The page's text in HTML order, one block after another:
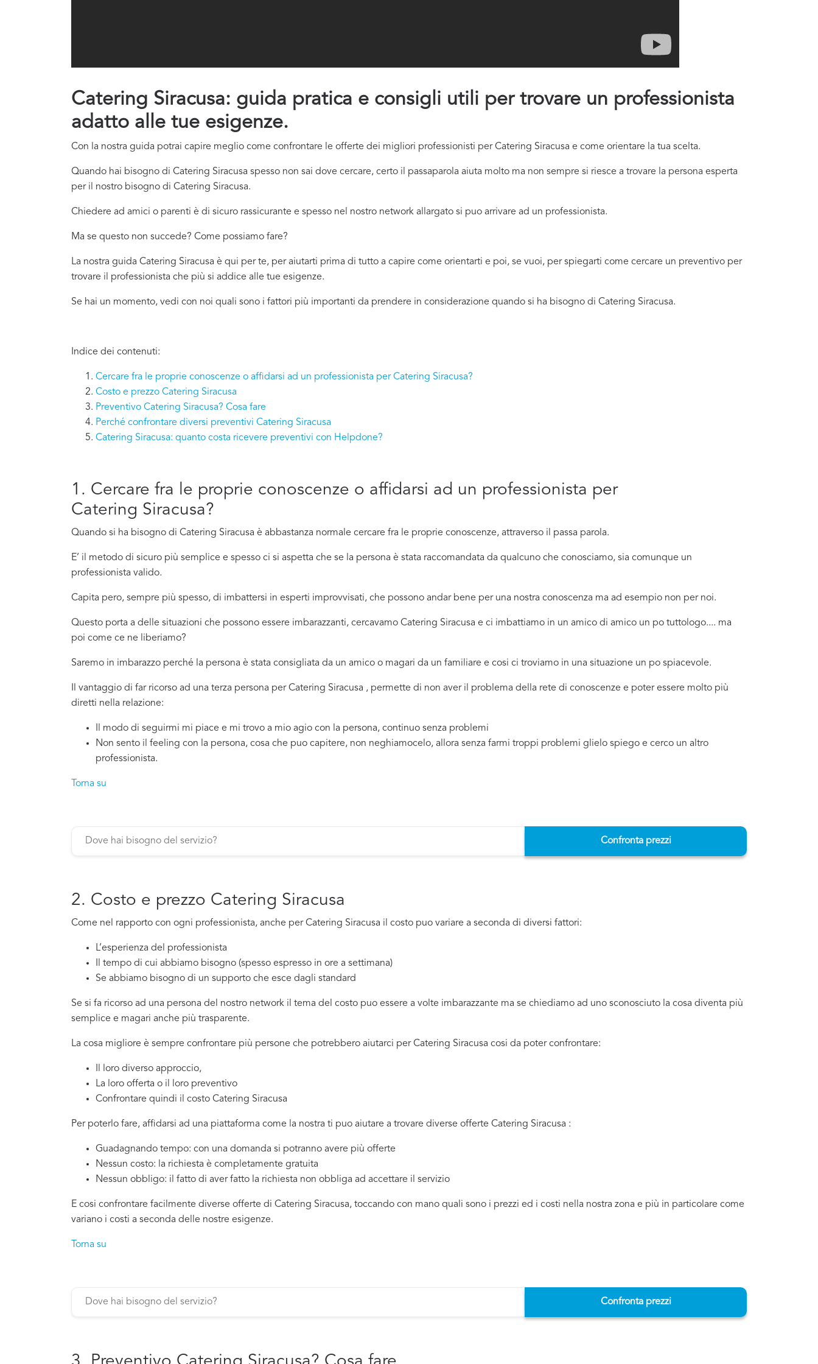
Catering Siracusa: guida pratica e consigli utili per trovare un professionista
adatto alle tue esigenze.
Con la nostra guida potrai capire meglio come confrontare le offerte dei migliori professionisti per Catering Siracusa e come orientare la tua scelta.
Quando hai bisogno di Catering Siracusa spesso non sai dove cercare, certo il passaparola aiuta molto ma non sempre si riesce a trovare la persona esperta
per il nostro bisogno di Catering Siracusa.
Chiedere ad amici o parenti è di sicuro rassicurante e spesso nel nostro network allargato si puo arrivare ad un professionista.
Ma se questo non succede? Come possiamo fare?
La nostra guida Catering Siracusa è qui per te, per aiutarti prima di tutto a capire come orientarti e poi, se vuoi, per spiegarti come cercare un preventivo per
trovare il professionista che più si addice alle tue esigenze.
Se hai un momento, vedi con noi quali sono i fattori più importanti da prendere in considerazione quando si ha bisogno di Catering Siracusa.
Indice dei contenuti:
Cercare fra le proprie conoscenze o affidarsi ad un professionista per Catering Siracusa?
Costo e prezzo Catering Siracusa
Preventivo Catering Siracusa? Cosa fare
Perché confrontare diversi preventivi Catering Siracusa
Catering Siracusa: quanto costa ricevere preventivi con Helpdone?
1. Cercare fra le proprie conoscenze o affidarsi ad un professionista per
Catering Siracusa?
Quando si ha bisogno di Catering Siracusa è abbastanza normale cercare fra le proprie conoscenze, attraverso il passa parola.
E’ il metodo di sicuro più semplice e spesso ci si aspetta che se la persona è stata raccomandata da qualcuno che conosciamo, sia comunque un
professionista valido.
Capita pero, sempre più spesso, di imbattersi in esperti improvvisati, che possono andar bene per una nostra conoscenza ma ad esempio non per noi.
Questo porta a delle situazioni che possono essere imbarazzanti, cercavamo Catering Siracusa e ci imbattiamo in un amico di amico un po tuttologo.... ma
poi come ce ne liberiamo?
Saremo in imbarazzo perché la persona è stata consigliata da un amico o magari da un familiare e cosi ci troviamo in una situazione un po spiacevole.
Il vantaggio di far ricorso ad una terza persona per Catering Siracusa , permette di non aver il problema della rete di conoscenze e poter essere molto più
diretti nella relazione:
Il modo di seguirmi mi piace e mi trovo a mio agio con la persona, continuo senza problemi
Non sento il feeling con la persona, cosa che puo capitere, non neghiamocelo, allora senza farmi troppi problemi glielo spiego e cerco un altro
professionista.
Torna su
Confronta prezzi
2. Costo e prezzo Catering Siracusa
Come nel rapporto con ogni professionista, anche per Catering Siracusa il costo puo variare a seconda di diversi fattori:
L’esperienza del professionista
Il tempo di cui abbiamo bisogno (spesso espresso in ore a settimana)
Se abbiamo bisogno di un supporto che esce dagli standard
Se si fa ricorso ad una persona del nostro network il tema del costo puo essere a volte imbarazzante ma se chiediamo ad uno sconosciuto la cosa diventa più
semplice e magari anche più trasparente.
La cosa migliore è sempre confrontare più persone che potrebbero aiutarci per Catering Siracusa cosi da poter confrontare:
Il loro diverso approccio,
La loro offerta o il loro preventivo
Confrontare quindi il costo Catering Siracusa
Per poterlo fare, affidarsi ad una piattaforma come la nostra ti puo aiutare a trovare diverse offerte Catering Siracusa :
Guadagnando tempo: con una domanda si potranno avere più offerte
Nessun costo: la richiesta è completamente gratuita
Nessun obbligo: il fatto di aver fatto la richiesta non obbliga ad accettare il servizio
E cosi confrontare facilmente diverse offerte di Catering Siracusa, toccando con mano quali sono i prezzi ed i costi nella nostra zona e più in particolare come
variano i costi a seconda delle nostre esigenze.
Torna su
Confronta prezzi